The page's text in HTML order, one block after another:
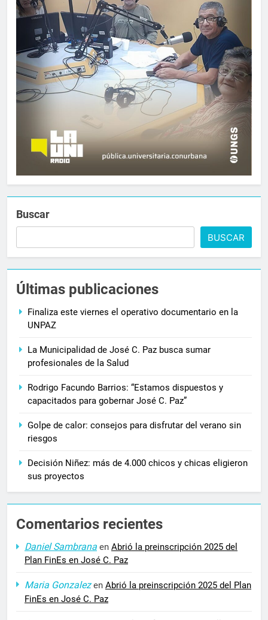
Buscar
BUSCAR
Últimas publicaciones
Finaliza este viernes el operativo documentario en la
UNPAZ
La Municipalidad de José C. Paz busca sumar
profesionales de la Salud
Rodrigo Facundo Barrios: “Estamos dispuestos y
capacitados para gobernar José C. Paz”
Golpe de calor: consejos para disfrutar del verano sin
riesgos
Decisión Niñez: más de 4.000 chicos y chicas eligieron
sus proyectos
Comentarios recientes
Daniel Sambrana en Abrió la preinscripción 2025 del
Plan FinEs en José C. Paz
Maria Gonzalezen Abrió la preinscripción 2025 del Plan
FinEs en José C. Paz